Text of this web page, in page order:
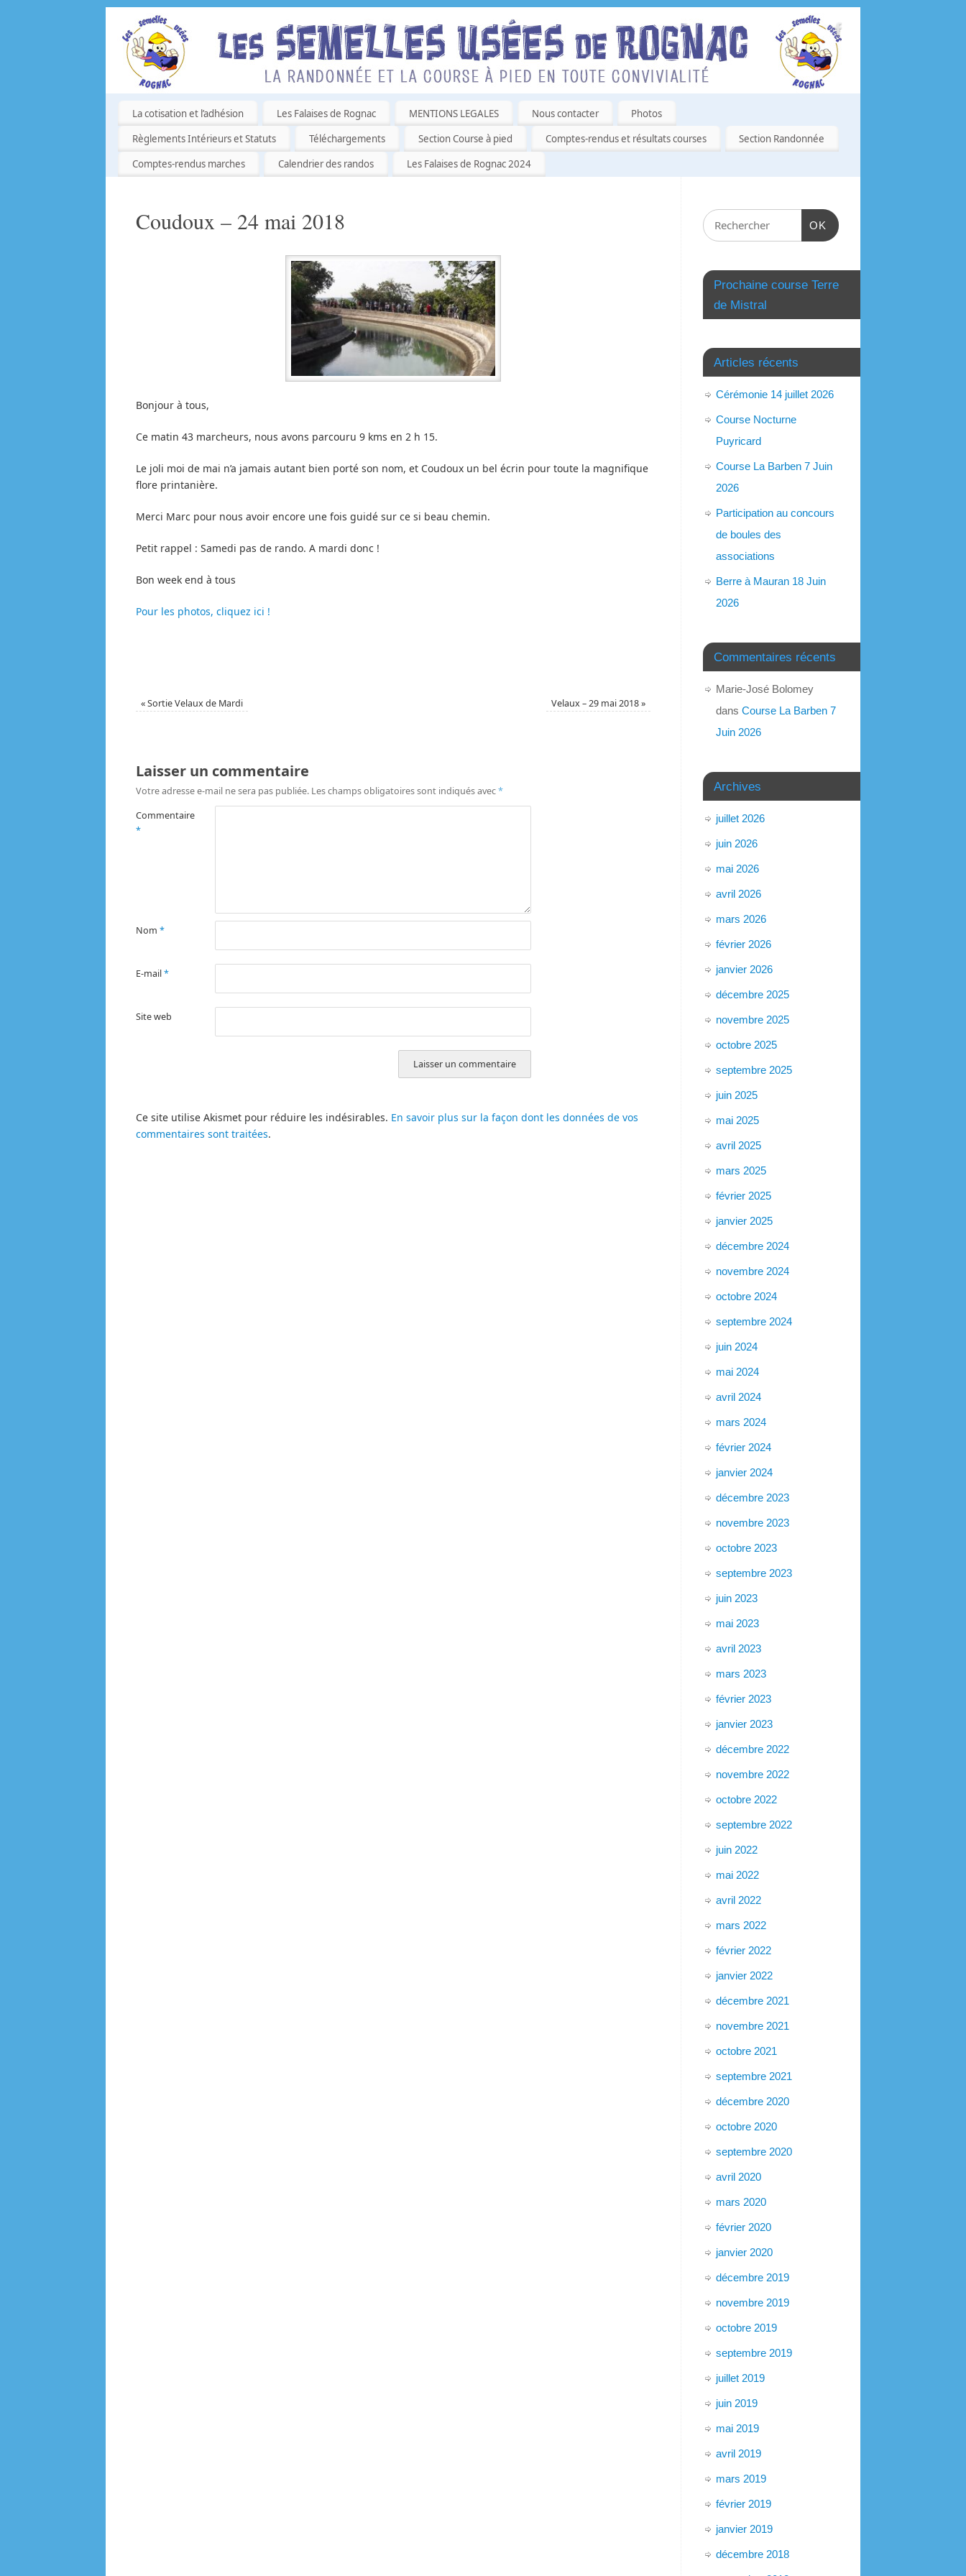
La cotisation et l’adhésion Les Falaises de Rognac MENTIONS LEGALES Nous contacter
Photos
Règlements Intérieurs et Statuts
Téléchargements Section Course à pied Comptes-rendus et résultats courses
Section Randonnée
Comptes-rendus marches
Calendrier des randos Les Falaises de Rognac 2024
Coudoux – 24 mai 2018
Bonjour à tous,
Ce matin 43 marcheurs, nous avons parcouru 9 kms en 2 h 15.
Le joli moi de mai n’a jamais autant bien porté son nom, et Coudoux un bel écrin pour toute la magnifique
flore printanière.
Merci Marc pour nous avoir encore une fois guidé sur ce si beau chemin.
Petit rappel : Samedi pas de rando. A mardi donc !
Bon week end à tous
Pour les photos, cliquez ici !
«Sortie Velaux de Mardi Velaux – 29 mai 2018»
Laisser un commentaire
Votre adresse e-mail ne sera pas publiée. Les champs obligatoires sont indiqués avec*
Commentaire
*
Nom *
E-mail*
Site web
Ce site utilise Akismet pour réduire les indésirables. En savoir plus sur la façon dont les données de vos
commentaires sont traitées.
OK
Prochaine course Terre
de Mistral
Articles récents
Cérémonie 14 juillet 2026
Course Nocturne
Puyricard
Course La Barben 7 Juin
2026
Participation au concours
de boules des
associations
Berre à Mauran 18 Juin
2026
Commentaires récents
Marie-José Bolomey
dans Course La Barben 7
Juin 2026
Archives
juillet 2026
juin 2026
mai 2026
avril 2026
mars 2026
février 2026
janvier 2026
décembre 2025
novembre 2025
octobre 2025
septembre 2025
juin 2025
mai 2025
avril 2025
mars 2025
février 2025
janvier 2025
décembre 2024
novembre 2024
octobre 2024
septembre 2024
juin 2024
mai 2024
avril 2024
mars 2024
février 2024
janvier 2024
décembre 2023
novembre 2023
octobre 2023
septembre 2023
juin 2023
mai 2023
avril 2023
mars 2023
février 2023
janvier 2023
décembre 2022
novembre 2022
octobre 2022
septembre 2022
juin 2022
mai 2022
avril 2022
mars 2022
février 2022
janvier 2022
décembre 2021
novembre 2021
octobre 2021
septembre 2021
décembre 2020
octobre 2020
septembre 2020
avril 2020
mars 2020
février 2020
janvier 2020
décembre 2019
novembre 2019
octobre 2019
septembre 2019
juillet 2019
juin 2019
mai 2019
avril 2019
mars 2019
février 2019
janvier 2019
décembre 2018